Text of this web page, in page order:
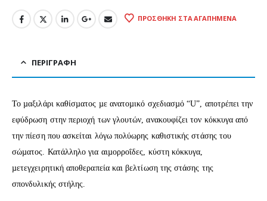
ΠΡΟΣΘΉΚΗ ΣΤΑ ΑΓΑΠΗΜΈΝΑ
ΠΕΡΙΓΡΑΦΉ
To µαξιλάρι καθίσµατος µε ανατοµικό σχεδιασµό “U”, αποτρέπει την
εφύδρωση στην περιοχή των γλουτών, ανακουφίζει τον κόκκυγα από
την πίεση που ασκείται λόγω πολύωρης καθιστικής στάσης του
σώµατος. Κατάλληλο για αιµορροΐδες, κύστη κόκκυγα,
µετεγχειρητική αποθεραπεία και βελτίωση της στάσης της
σπονδυλικής στήλης.